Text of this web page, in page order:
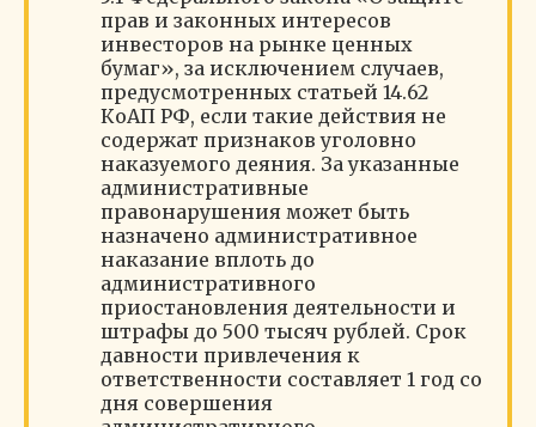
прав и законных интересов
инвесторов на рынке ценных
бумаг», за исключением случаев,
предусмотренных статьей 14.62
КоАП РФ, если такие действия не
содержат признаков уголовно
наказуемого деяния. За указанные
административные
правонарушения может быть
назначено административное
наказание вплоть до
административного
приостановления деятельности и
штрафы до 500 тысяч рублей. Срок
давности привлечения к
ответственности составляет 1 год со
дня совершения